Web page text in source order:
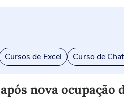
Cursos de Excel Curso de
nova